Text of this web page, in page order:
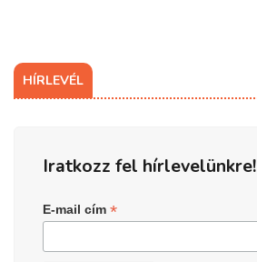
HÍRLEVÉL
Iratkozz fel hírlevelünkre!
E-mail cím*